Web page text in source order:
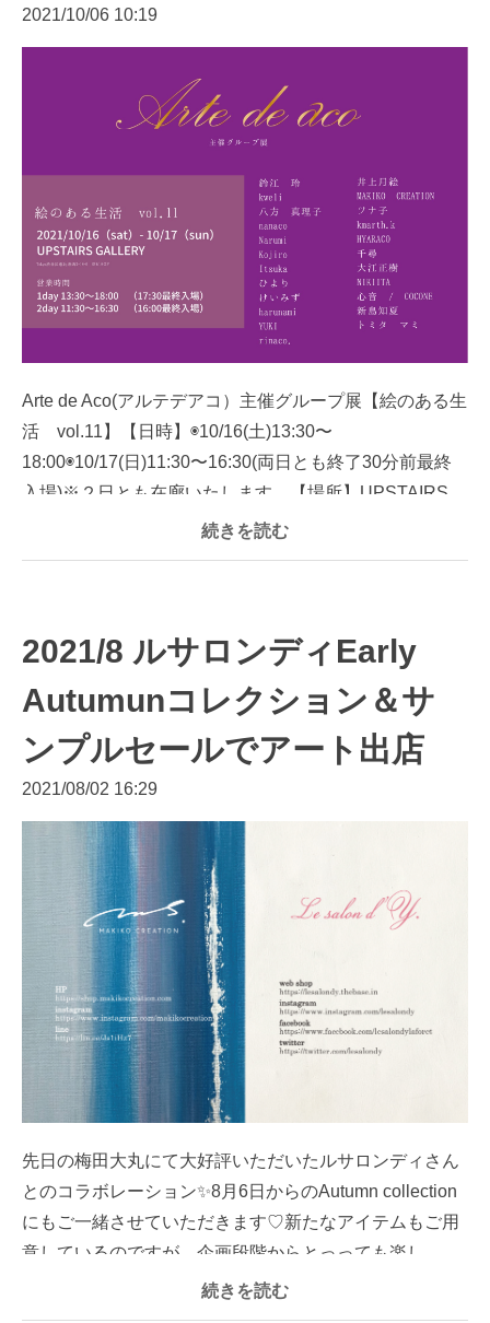
2021/10/06 10:19
Arte de Aco(アルテデアコ）主催グループ展【絵のある生
活 vol.11】【日時】◉10/16(土)13:30〜
18:00◉10/17(日)11:30〜16:30(両日とも終了30分前最終
入場)※２日とも在廊いたします。【場所】UPSTAIRS
続きを読む
2021/8 ルサロンディEarly
Autumunコレクション＆サ
ンプルセールでアート出店
2021/08/02 16:29
先日の梅田大丸にて大好評いただいたルサロンディさん
とのコラボレーション✨8月6日からのAutumn collection
にもご一緒させていただきます♡新たなアイテムもご用
意しているのですが、企画段階からとっっても楽し...
続きを読む